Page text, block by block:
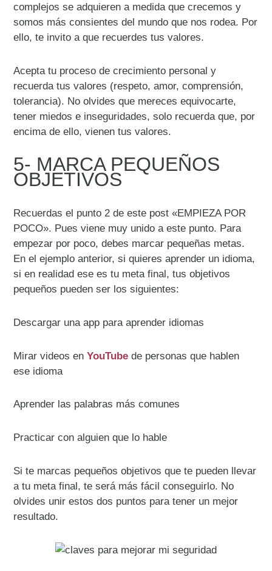
complejos se adquieren a medida que crecemos y
somos más consientes del mundo que nos rodea. Por
ello, te invito a que recuerdes tus valores.
Acepta tu proceso de crecimiento personal y
recuerda tus valores (respeto, amor, comprensión,
tolerancia). No olvides que mereces equivocarte,
tener miedos e inseguridades, solo recuerda que, por
encima de ello, vienen tus valores.
5- MARCA PEQUEÑOS
OBJETIVOS
Recuerdas el punto 2 de este post «EMPIEZA POR
POCO». Pues viene muy unido a este punto. Para
empezar por poco, debes marcar pequeñas metas.
En el ejemplo anterior, si quieres aprender un idioma,
si en realidad ese es tu meta final, tus objetivos
pequeños pueden ser los siguientes:
Descargar una app para aprender idiomas
Mirar videos enYouTube de personas que hablen
ese idioma
Aprender las palabras más comunes
Practicar con alguien que lo hable
Si te marcas pequeños objetivos que te pueden llevar
a tu meta final, te será más fácil conseguirlo. No
olvides unir estos dos puntos para tener un mejor
resultado.